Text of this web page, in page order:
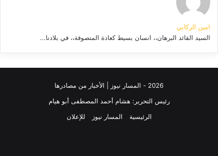
امين الركابي
السيد القائد البرهان،، انسان بسيط كعادة المتصوفة،، في بلادنا...
2026 - المسار نيوز | الأخبار من مصادرها
رئيس التحرير: هشام أحمد المصطفى أبو هيام
الرئيسية
المسار نيوز للإعلان